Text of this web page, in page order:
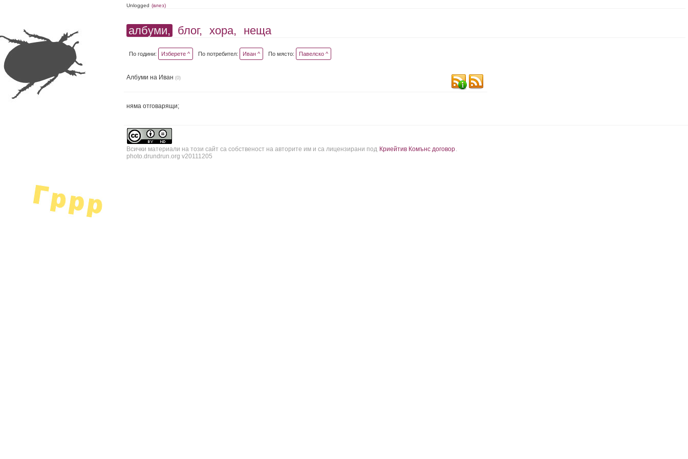
Unlogged (влез)
албуми, блог, хора, неща
По години: Изберете ^ По потребител: Иван ^ По място: Павелско ^
Албуми на Иван (0)
няма отговарящи;
Всички материали на този сайт са собственост на авторите им и са лицензирани под Криейтив Комънс договор.
photo.drundrun.org v20111205